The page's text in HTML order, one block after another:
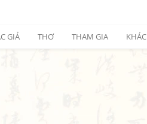
GIẢ THƠ THAM GIA KHÁC